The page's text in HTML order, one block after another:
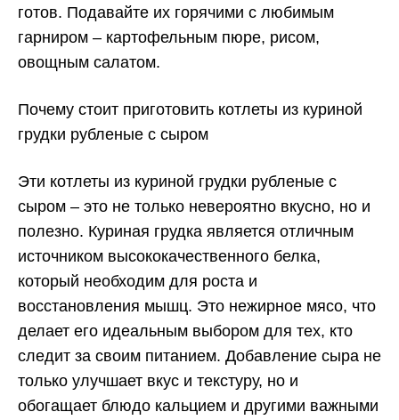
готов. Подавайте их горячими с любимым
гарниром – картофельным пюре, рисом,
овощным салатом.
Почему стоит приготовить котлеты из куриной
грудки рубленые с сыром
Эти котлеты из куриной грудки рубленые с
сыром – это не только невероятно вкусно, но и
полезно. Куриная грудка является отличным
источником высококачественного белка,
который необходим для роста и
восстановления мышц. Это нежирное мясо, что
делает его идеальным выбором для тех, кто
следит за своим питанием. Добавление сыра не
только улучшает вкус и текстуру, но и
обогащает блюдо кальцием и другими важными